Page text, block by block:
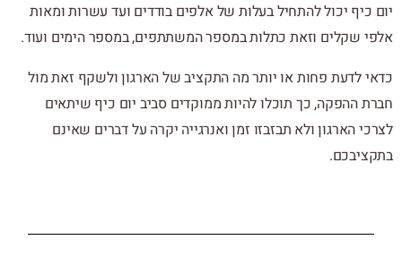
יום כיף יכול להתחיל בעלות של אלפים בודדים ועד עשרות ומאות
אלפי שקלים וזאת כתלות במספר המשתתפים, במספר הימים ועוד.
כדאי לדעת פחות או יותר מה התקציב של הארגון ולשקף זאת מול
חברת ההפקה, כך תוכלו להיות ממוקדים סביב יום כיף שיתאים
לצרכי הארגון ולא תבזבזו זמן ואנרגייה יקרה על דברים שאינם
בתקציבכם.